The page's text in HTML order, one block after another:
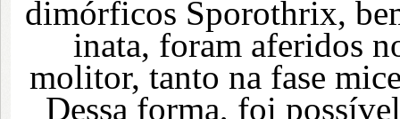
dimórficos Sporothrix,
inata, foram aferidos
molitor, tanto na fase
Dessa forma, foi